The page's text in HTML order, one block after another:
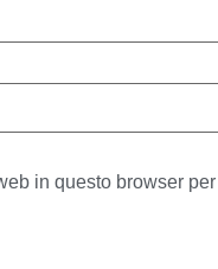
in questo browser